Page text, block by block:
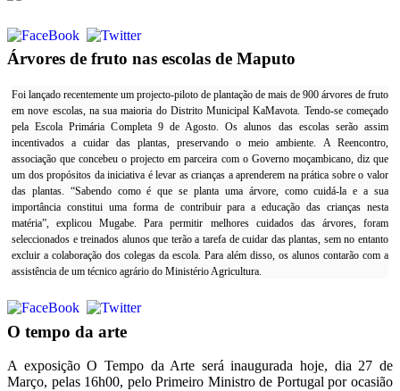
Árvores de fruto nas escolas de Maputo
Foi lançado recentemente um projecto-piloto de plantação de mais de 900 árvores de fruto
em nove escolas, na sua maioria do Distrito Municipal KaMavota. Tendo-se começado
pela Escola Primária Completa 9 de Agosto. Os alunos das escolas serão assim
incentivados a cuidar das plantas, preservando o meio ambiente.
A Reencontro,
associação que concebeu o projecto em parceira com o Governo moçambicano, diz que
um dos propósitos da iniciativa é levar as crianças a aprenderem na prática sobre o valor
das plantas. “Sabendo como é que se planta uma árvore, como cuidá-la e a sua
importância constitui uma forma de contribuir para a educação das crianças nesta
matéria”, explicou Mugabe.Para permitir melhores cuidados das árvores, foram
seleccionados e treinados alunos que terão a tarefa de cuidar das plantas, sem no entanto
excluir a colaboração dos colegas da escola. Para além disso, os alunos contarão com a
assistência de um técnico agrário do Ministério Agricultura.
O tempo da arte
A exposição O Tempo da Arte será inaugurada hoje, dia 27 de
Março, pelas 16h00, pelo Primeiro Ministro de Portugal por ocasião